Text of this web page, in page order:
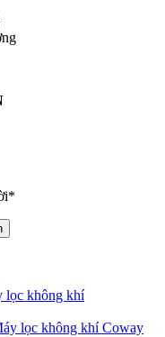
lọc không khí